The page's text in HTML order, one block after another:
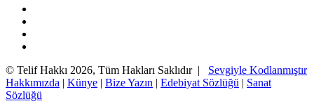
© Telif Hakkı 2026, Tüm Hakları Saklıdır | Sevgiyle Kodlanmıştır
Hakkımızda | Künye | Bize Yazın | Edebiyat Sözlüğü | Sanat
Sözlüğü